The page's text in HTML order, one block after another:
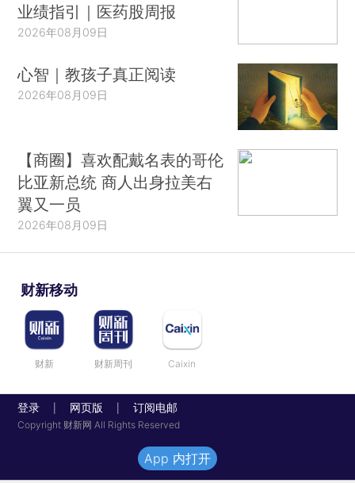
业绩指引｜医药股周报
2026年08月09日
心智｜教孩子真正阅读
2026年08月09日
【商圈】喜欢配戴名表的哥伦
比亚新总统 商人出身拉美右
翼又一员
2026年08月09日
财新移动
财新 财新周刊 Caixin
登录 网页版 订阅电邮
Copyright 财新网 All Rights Reserved
App 内打开